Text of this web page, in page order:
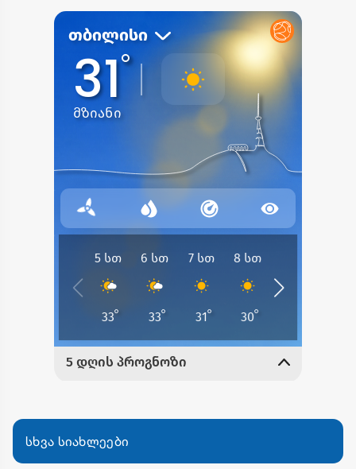
სხვა სიახლეები